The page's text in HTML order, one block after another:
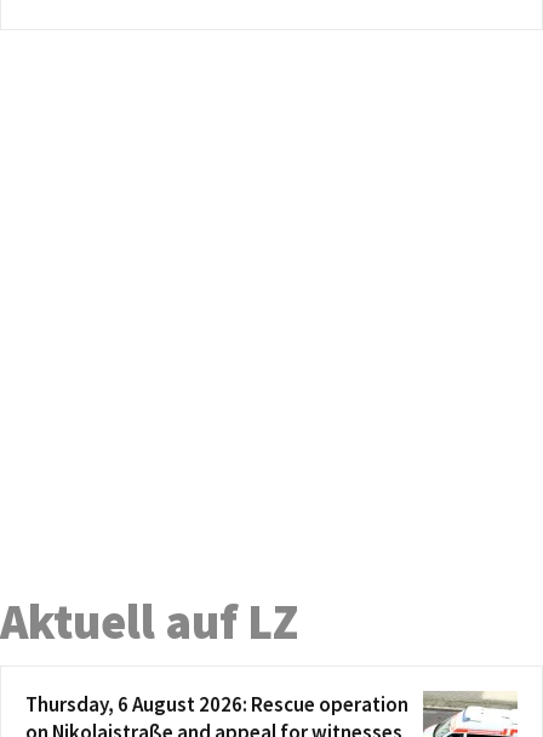
Aktuell auf LZ
Thursday, 6 August 2026: Rescue operation
on Nikolaistraße and appeal for witnesses